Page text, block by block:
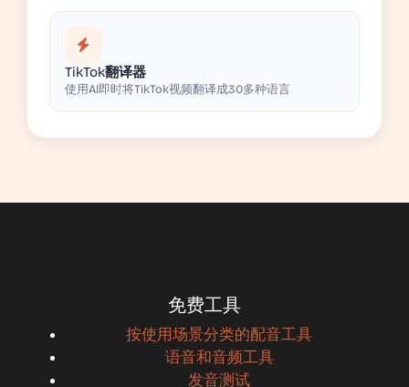
TikTok翻译器
使用AI即时将TikTok视频翻译成30多种语言
免费工具
按使用场景分类的配音工具
语音和音频工具
发音测试